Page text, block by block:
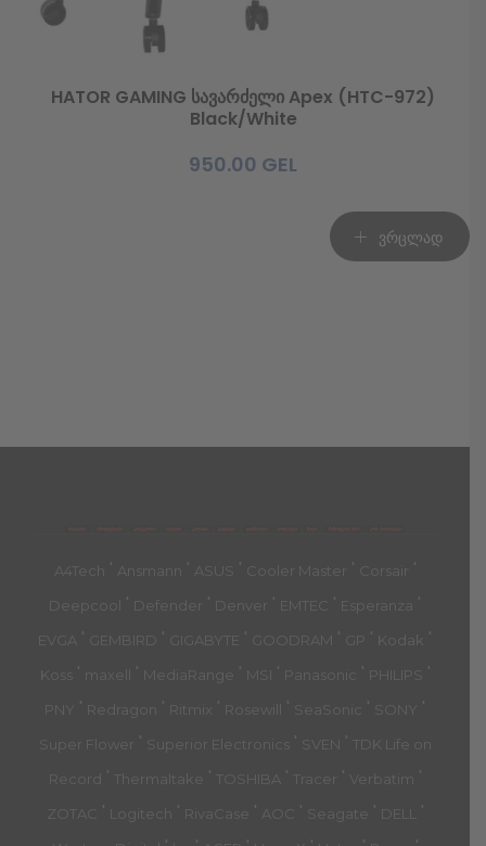
ვრცლად
HATOR GAMING სავარძელი Apex (HTC-972)
Black/White
950.00 GEL
მთავარი კალათა
A4Tech ' Ansmann ' ASUS ' Cooler Master ' Corsair '
Deepcool ' Defender ' Denver ' EMTEC ' Esperanza '
EVGA ' GEMBIRD ' GIGABYTE ' GOODRAM ' GP ' Kodak '
Koss ' maxell ' MediaRange ' MSI ' Panasonic ' PHILIPS '
PNY ' Redragon ' Ritmix ' Rosewill ' SeaSonic ' SONY '
Super Flower ' Superior Electronics ' SVEN ' TDK Life on
Record ' Thermaltake ' TOSHIBA ' Tracer ' Verbatim '
ZOTAC ' Logitech ' RivaCase ' AOC ' Seagate ' DELL '